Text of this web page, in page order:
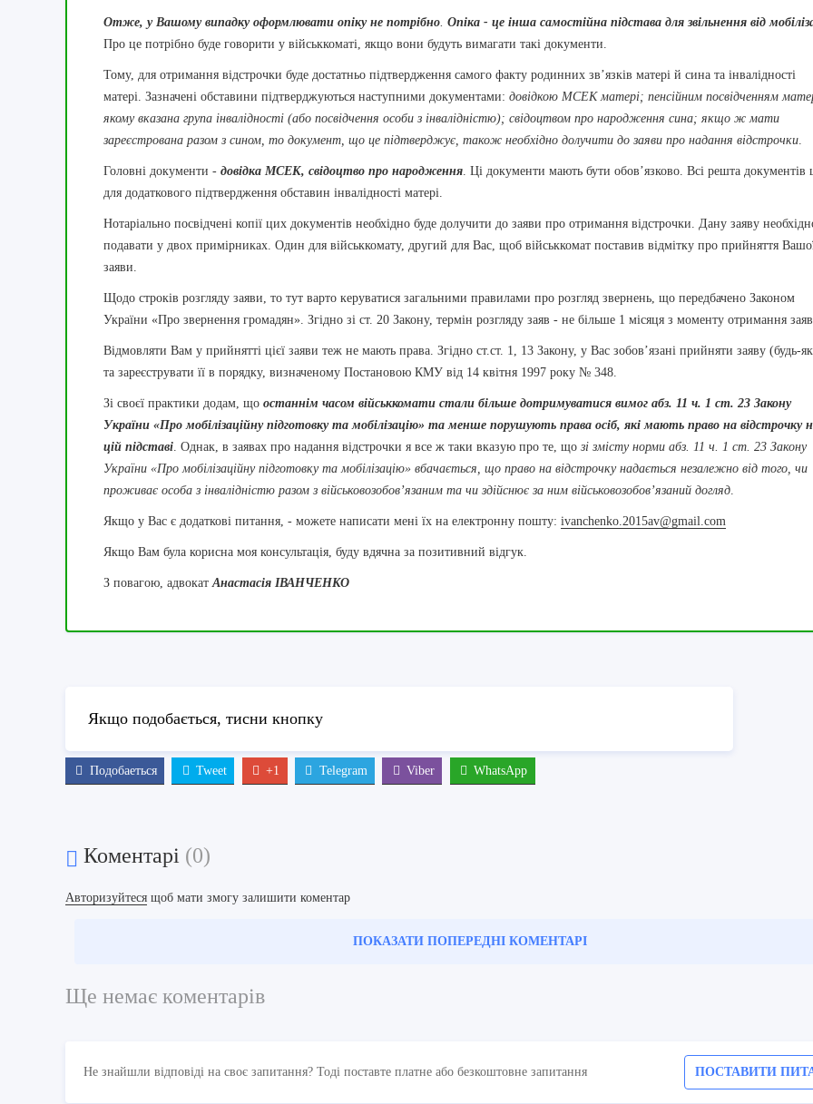
Отже, у Вашому випадку оформлювати опіку не потрібно. Опіка - це інша самостійна підстава для звільнення від
Про це потрібно буде говорити у військкоматі, якщо вони будуть вимагати такі документи.
Тому, для отримання відстрочки буде достатньо підтвердження самого факту родинних зв’язків матері й сина та інвалідності
матері. Зазначені обставини підтверджуються наступними документами: довідкою МСЕК матері; пенсійним посвідченням
якому вказана група інвалідності (або посвідчення особи з інвалідністю); свідоцтвом про народження сина; якщо ж мати
зареєстрована разом з сином, то документ, що це підтверджує, також необхідно долучити до заяви про надання відстрочки.
Головні документи - довідка МСЕК, свідоцтво про народження. Ці документи мають бути обов’язково. Всі решта документів
для додаткового підтвердження обставин інвалідності матері.
Нотаріально посвідчені копії цих документів необхідно буде долучити до заяви про отримання відстрочки. Дану заяву
подавати у двох примірниках. Один для військкомату, другий для Вас, щоб військкомат поставив відмітку про прийняття
заяви.
Щодо строків розгляду заяви, то тут варто керуватися загальними правилами про розгляд звернень, що передбачено Законом
України «Про звернення громадян». Згідно зі ст. 20 Закону, термін розгляду заяв - не більше 1 місяця з моменту отримання
Відмовляти Вам у прийнятті цієї заяви теж не мають права. Згідно ст.ст. 1, 13 Закону, у Вас зобов’язані прийняти заяву (будь-
та зареєструвати її в порядку, визначеному Постановою КМУ від 14 квітня 1997 року № 348.
Зі своєї практики додам, що останнім часом військкомати стали більше дотримуватися вимог абз. 11 ч. 1 ст. 23 Закону
України «Про мобілізаційну підготовку та мобілізацію» та менше порушують права осіб, які мають право на відстрочку
цій підставі. Однак, в заявах про надання відстрочки я все ж таки вказую про те, що зі змісту норми абз. 11 ч. 1 ст. 23 Закону
України «Про мобілізаційну підготовку та мобілізацію» вбачається, що право на відстрочку надається незалежно від того, чи
проживає особа з інвалідністю разом з військовозобов’язаним та чи здійснює за ним військовозобов’язаний догляд.
Якщо у Вас є додаткові питання, - можете написати мені їх на електронну пошту: ivanchenko.2015av@gmail.com
Якщо Вам була корисна моя консультація, буду вдячна за позитивний відгук.
З повагою, адвокатАнастасія ІВАНЧЕНКО
Якщо подобається, тисни кнопку
Подобаеться Tweet +1 Telegram Viber WhatsApp
Коментарі (0)
Авторизуйтеся щоб мати змогу залишити коментар
ПОКАЗАТИ ПОПЕРЕДНІ КОМЕНТАРІ
Ще немає коментарів
Не знайшли відповіді на своє запитання? Тоді поставте платне або безкоштовне запитання ПОСТАВИТИ